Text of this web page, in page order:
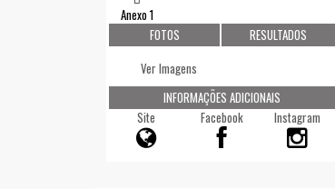
Anexo 1
FOTOS
Ver Imagens
RESULTADOS
INFORMAÇÕES ADICIONAIS
Site
Facebook Instagram